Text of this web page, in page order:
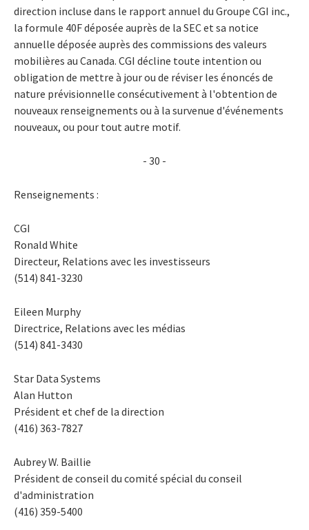
direction incluse dans le rapport annuel du Groupe CGI inc.,
la formule 40F déposée auprès de la SEC et sa notice
annuelle déposée auprès des commissions des valeurs
mobilières au Canada. CGI décline toute intention ou
obligation de mettre à jour ou de réviser les énoncés de
nature prévisionnelle consécutivement à l'obtention de
nouveaux renseignements ou à la survenue d'événements
nouveaux, ou pour tout autre motif.
- 30 -
Renseignements :
CGI
Ronald White
Directeur, Relations avec les investisseurs
(514) 841-3230
Eileen Murphy
Directrice, Relations avec les médias
(514) 841-3430
Star Data Systems
Alan Hutton
Président et chef de la direction
(416) 363-7827
Aubrey W. Baillie
Président de conseil du comité spécial du conseil
d'administration
(416) 359-5400